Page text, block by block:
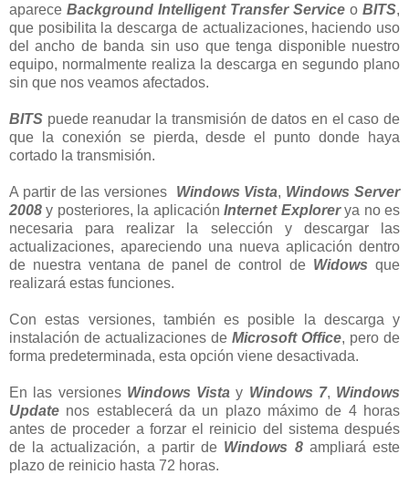
aparece Background Intelligent Transfer Service o BITS,
que posibilita la descarga de actualizaciones, haciendo uso
del ancho de banda sin uso que tenga disponible nuestro
equipo, normalmente realiza la descarga en segundo plano
sin que nos veamos afectados.
BITS puede reanudar la transmisión de datos en el caso de
que la conexión se pierda, desde el punto donde haya
cortado la transmisión.
A partir de las versiones Windows Vista, Windows Server
2008y posteriores, la aplicaciónInternet Explorerya no es
necesaria para realizar la selección y descargar las
actualizaciones, apareciendo una nueva aplicación dentro
de nuestra ventana de panel de control de Widowsque
realizará estas funciones.
Con estas versiones, también es posible la descarga y
instalación de actualizaciones de Microsoft Office, pero de
forma predeterminada, esta opción viene desactivada.
En las versiones Windows Vista y Windows 7, Windows
Update nos establecerá da un plazo máximo de 4 horas
antes de proceder a forzar el reinicio del sistema después
de la actualización, a partir de Windows 8ampliará este
plazo de reinicio hasta 72 horas.